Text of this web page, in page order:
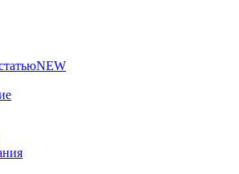
NEW